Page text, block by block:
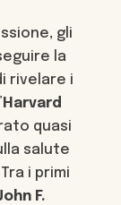
gli
la
rivelare i
Harvard
quasi
salute
i primi
F.